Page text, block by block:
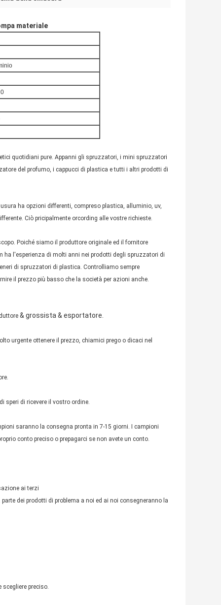
materiale
quotidiani pure. Appanni gli spruzzatori, i mini spruzzatori
del profumo, i cappucci di plastica e tutti i altri prodotti di
ha opzioni differenti, compreso plastica, alluminio, uv,
Ciò pricipalmente orcording alle vostre richieste.
Poiché siamo il produttore originale ed il fornitore
l'esperienza di molti anni nei prodotti degli spruzzatori di
di spruzzatori di plastica. Controlliamo sempre
il prezzo più basso che la società per azioni anche.
& grossista & esportatore.
urgente ottenere il prezzo, chiamici prego o dicaci nel
speri di ricevere il vostro ordine.
saranno la consegna pronta in 7-15 giorni. I campioni
conto preciso o prepagarci se non avete un conto.
ai terzi
dei prodotti di problema a noi ed ai noi consegneranno la
scegliere preciso.